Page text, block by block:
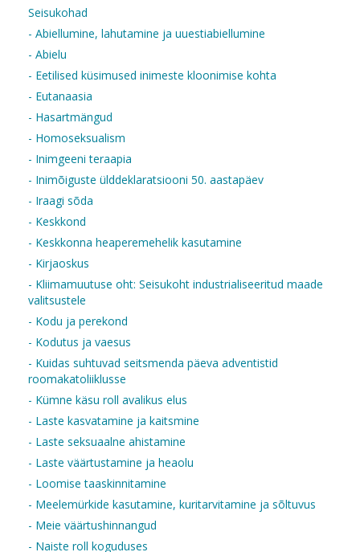
Seisukohad
- Abiellumine, lahutamine ja uuestiabiellumine
- Abielu
- Eetilised küsimused inimeste kloonimise kohta
- Eutanaasia
- Hasartmängud
- Homoseksualism
- Inimgeeni teraapia
- Inimõiguste ülddeklaratsiooni 50. aastapäev
- Iraagi sõda
- Keskkond
- Keskkonna heaperemehelik kasutamine
- Kirjaoskus
- Kliimamuutuse oht: Seisukoht industrialiseeritud maade
valitsustele
- Kodu ja perekond
- Kodutus ja vaesus
- Kuidas suhtuvad seitsmenda päeva adventistid
roomakatoliiklusse
- Kümne käsu roll avalikus elus
- Laste kasvatamine ja kaitsmine
- Laste seksuaalne ahistamine
- Laste väärtustamine ja heaolu
- Loomise taaskinnitamine
- Meelemürkide kasutamine, kuritarvitamine ja sõltuvus
- Meie väärtushinnangud
- Naiste roll koguduses